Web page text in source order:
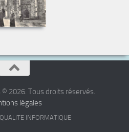
© 2026. Tous droits réservés.
légales
INFORMATIQUE